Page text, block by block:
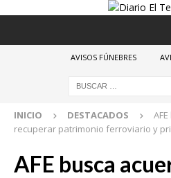
AVISOS FÚNEBRES
INICIO DESTACADOS
recuperar patrimonio ferroviario y
AFE busca